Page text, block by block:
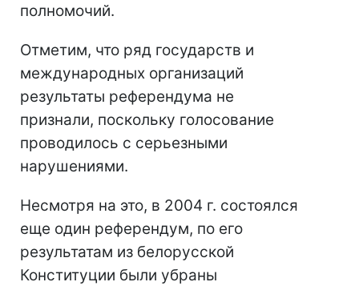
полномочий.
Отметим, что ряд государств и
международных организаций
результаты референдума не
признали, поскольку голосование
проводилось с серьезными
нарушениями.
Несмотря на это, в 2004 г. состоялся
еще один референдум, по его
результатам из белорусской
Конституции были убраны